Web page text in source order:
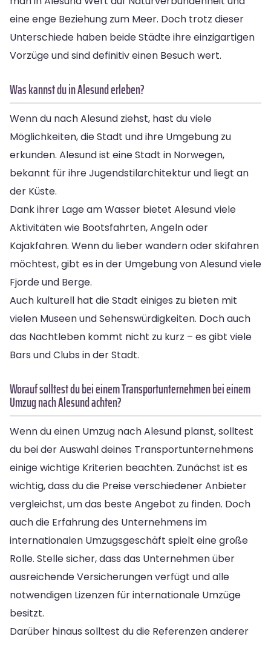
eine enge Beziehung zum Meer. Doch trotz dieser
Unterschiede haben beide Städte ihre einzigartigen
Vorzüge und sind definitiv einen Besuch wert.
Was kannst du in Alesund erleben?
Wenn du nach Alesund ziehst, hast du viele
Möglichkeiten, die Stadt und ihre Umgebung zu
erkunden. Alesund ist eine Stadt in Norwegen,
bekannt für ihre Jugendstilarchitektur und liegt an
der Küste.
Dank ihrer Lage am Wasser bietet Alesund viele
Aktivitäten wie Bootsfahrten, Angeln oder
Kajakfahren. Wenn du lieber wandern oder skifahren
möchtest, gibt es in der Umgebung von Alesund viele
Fjorde und Berge.
Auch kulturell hat die Stadt einiges zu bieten mit
vielen Museen und Sehenswürdigkeiten. Doch auch
das Nachtleben kommt nicht zu kurz – es gibt viele
Bars und Clubs in der Stadt.
Worauf solltest du bei einem Transportunternehmen bei einem
Umzug nach Alesund achten?
Wenn du einen Umzug nach Alesund planst, solltest
du bei der Auswahl deines Transportunternehmens
einige wichtige Kriterien beachten. Zunächst ist es
wichtig, dass du die Preise verschiedener Anbieter
vergleichst, um das beste Angebot zu finden. Doch
auch die Erfahrung des Unternehmens im
internationalen Umzugsgeschäft spielt eine große
Rolle. Stelle sicher, dass das Unternehmen über
ausreichende Versicherungen verfügt und alle
notwendigen Lizenzen für internationale Umzüge
besitzt.
Darüber hinaus solltest du die Referenzen anderer